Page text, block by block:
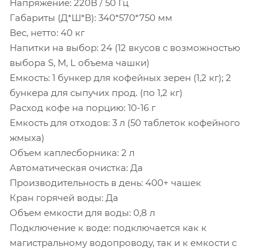
Напряжение: 220В / 50 Гц
Габариты (Д*Ш*В): 340*570*750 мм
Вес, нетто: 40 кг
Напитки на выбор: 24 (12 вкусов с возможностью
выбора S, M, L объема чашки)
Емкость: 1 бункер для кофейных зерен (1,2 кг); 2
бункера для сыпучих прод. (по 1,2 кг)
Расход кофе на порцию: 10-16 г
Емкость для отходов: 3 л (50 таблеток кофейного
жмыха)
Объем каплесборника: 2 л
Автоматическая очистка: Да
Производительность в день: 400+ чашек
Кран горячей воды: Да
Объем емкости для воды: 0,8 л
Подключение к воде: подключается как к
магистральному водопроводу, так и к емкости с